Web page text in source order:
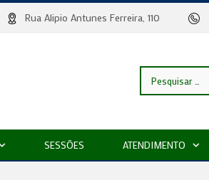
Rua Alipio Antunes Ferreira, 110
Pesquisar
SESSÕES ATENDIMENTO